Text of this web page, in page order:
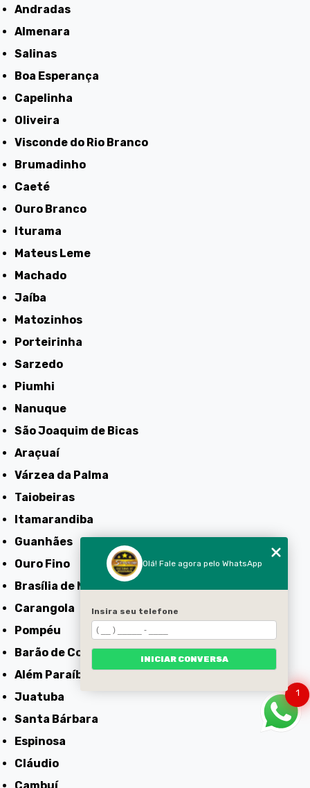
Andradas
Almenara
Salinas
Boa Esperança
Capelinha
Oliveira
Visconde do Rio Branco
Brumadinho
Caeté
Ouro Branco
Iturama
Mateus Leme
Machado
Jaíba
Matozinhos
Porteirinha
Sarzedo
Piumhi
Nanuque
São Joaquim de Bicas
Araçuaí
Várzea da Palma
Taiobeiras
Itamarandiba
Guanhães
Ouro Fino
Brasília de Minas
Carangola
Pompéu
Barão de Cocais
Além Paraíba
Juatuba
Santa Bárbara
Espinosa
Cláudio
1
Olá! Fale agora pelo WhatsApp
Insira seu telefone
INICIAR CONVERSA